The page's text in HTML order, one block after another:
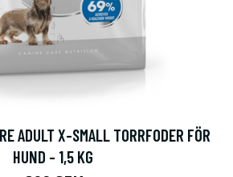
ADULT X-SMALL TORRFODER FÖR
HUND - 1,5 KG